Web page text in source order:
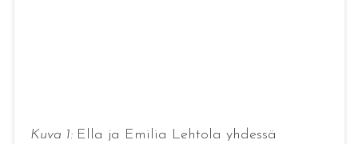
Kuva 1: Ella ja Emilia Lehtola yhdessä